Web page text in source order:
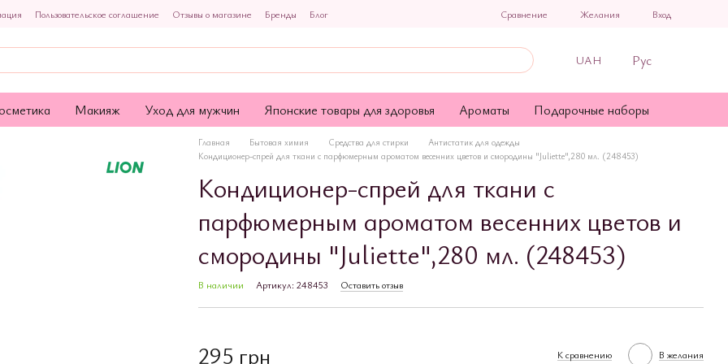
Пользовательское соглашение Отзывы о магазине Бренды
Блог
Сравнение Желания Вход
UAH Рус
Макияж Уход для мужчин Японские товары для здоровья Ароматы Подарочные наборы
Главная Бытовая химия Средства для стирки
Антистатик для одежды
Кондиционер-спрей для ткани с парфюмерным ароматом весенних цветов и смородины "Juliette",280 мл. (248453)
Кондиционер-спрей для ткани с
парфюмерным ароматом весенних цветов и
смородины "Juliette",280 мл. (248453)
В наличии Артикул: 248453 Оставить отзыв
295 грн К сравнению В желания